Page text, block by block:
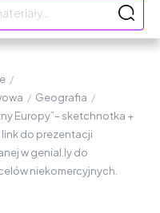
/
/ Geografia /
Europy”– sketchnotka +
do prezentacji
w genial.ly do
niekomercyjnych.